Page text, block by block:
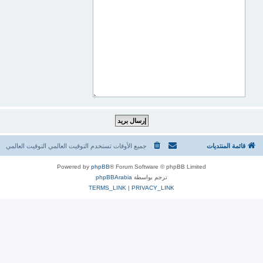
قائمة المنتديات جميع الأوقات تستخدم التوقيت العالمي التوقيت العالمي
Powered by phpBB® Forum Software © phpBB Limited
ترجم بواسطة phpBBArabia
PRIVACY_LINK
|
TERMS_LINK